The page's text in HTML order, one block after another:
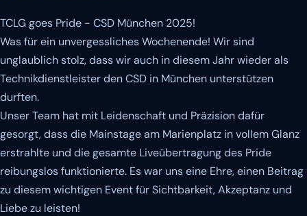
TCLG goes Pride - CSD München 2025!
Was für ein unvergessliches Wochenende! Wir sind
unglaublich stolz, dass wir auch in diesem Jahr wieder als
Technikdienstleister den CSD in München unterstützen
durften.
Unser Team hat mit Leidenschaft und Präzision dafür
gesorgt, dass die Mainstage am Marienplatz in vollem Glanz
erstrahlte und die gesamte Liveübertragung des Pride
reibungslos funktionierte. Es war uns eine Ehre, einen Beitrag
zu diesem wichtigen Event für Sichtbarkeit, Akzeptanz und
Liebe zu leisten!